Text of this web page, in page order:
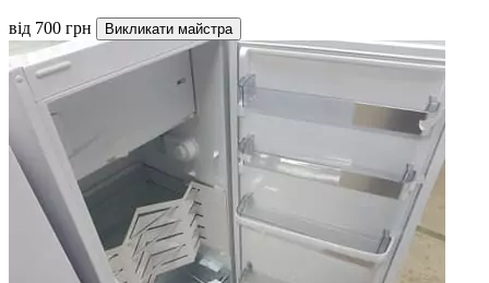
від 700 грн Викликати майстра